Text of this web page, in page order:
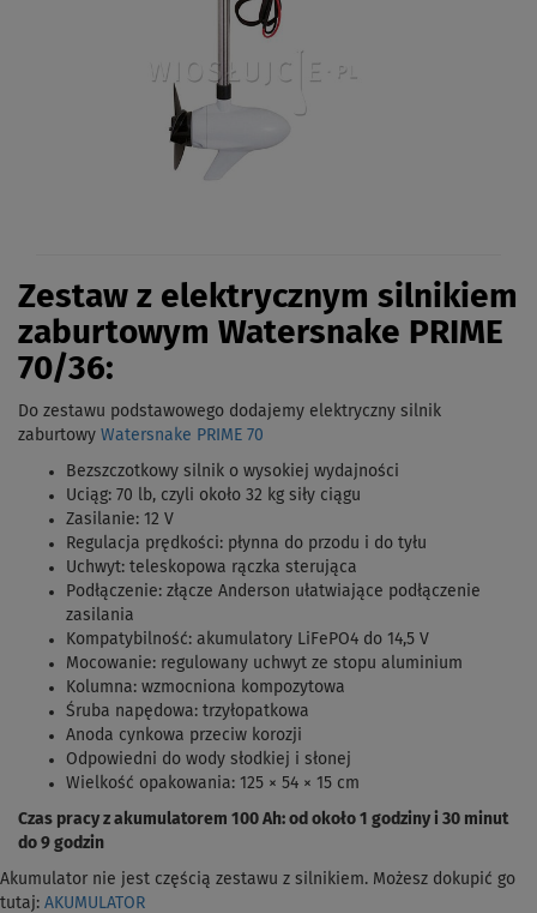
Zestaw z elektrycznym silnikiem
zaburtowym Watersnake PRIME
70/36:
Do zestawu podstawowego dodajemy elektryczny silnik
zaburtowy Watersnake PRIME 70
Bezszczotkowy silnik o wysokiej wydajności
Uciąg: 70 lb, czyli około 32 kg siły ciągu
Zasilanie: 12 V
Regulacja prędkości: płynna do przodu i do tyłu
Uchwyt: teleskopowa rączka sterująca
Podłączenie: złącze Anderson ułatwiające podłączenie
zasilania
Kompatybilność: akumulatory LiFePO4 do 14,5 V
Mocowanie: regulowany uchwyt ze stopu aluminium
Kolumna: wzmocniona kompozytowa
Śruba napędowa: trzyłopatkowa
Anoda cynkowa przeciw korozji
Odpowiedni do wody słodkiej i słonej
Wielkość opakowania: 125 × 54 × 15 cm
Czas pracy z akumulatorem 100 Ah: od około 1 godziny i 30 minut
do 9 godzin
Akumulator nie jest częścią zestawu z silnikiem. Możesz dokupić go
tutaj: AKUMULATOR